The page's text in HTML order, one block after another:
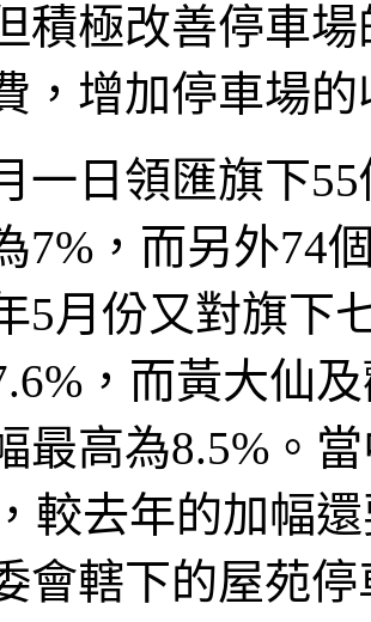
積極改善停車
，增加停車場的
一日領匯旗下
7%，而另外74
5月份又對旗下
，而黃大仙
最高為8.5%。
較去年的加幅
會轄下的屋苑